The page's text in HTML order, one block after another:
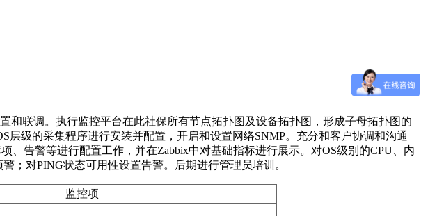
和联调。执行监控平台在此社保所有节点拓扑图及设备拓扑图，形成子母拓扑图的
层级的采集程序进行安装并配置，开启和设置网络SNMP。充分和客户协调和沟通
告警等进行配置工作，并在Zabbix中对基础指标进行展示。对OS级别的CPU、内
；对PING状态可用性设置告警。后期进行管理员培训。
监控项